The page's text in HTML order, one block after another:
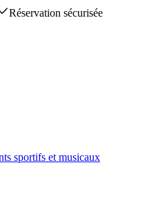
Réservation sécurisée
sportifs et musicaux